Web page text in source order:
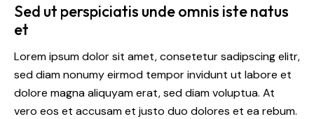
Sed ut perspiciatis unde omnis iste natus
et
Lorem ipsum dolor sit amet, consetetur sadipscing elitr,
sed diam nonumy eirmod tempor invidunt ut labore et
dolore magna aliquyam erat, sed diam voluptua. At
vero eos et accusam et justo duo dolores et ea rebum.